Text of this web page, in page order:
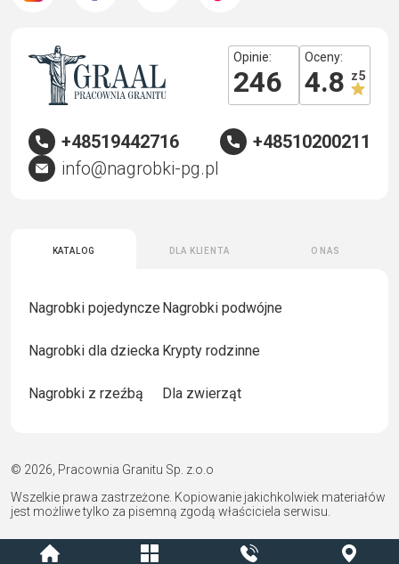
Katalog Dla klienta O nas
Nagrobki pojedyncze Nagrobki podwójne
Nagrobki dla dziecka Krypty rodzinne
Nagrobki z rzeźbą Dla zwierząt
Opinie:
246
Oceny:
4.8 z 5
+48519442716
+48510200211
info@nagrobki-pg.pl
Wszelkie prawa zastrzeżone. Kopiowanie jakichkolwiek materiałów
jest możliwe tylko za pisemną zgodą właściciela serwisu.
© 2026, Pracownia Granitu Sp. z.o.o